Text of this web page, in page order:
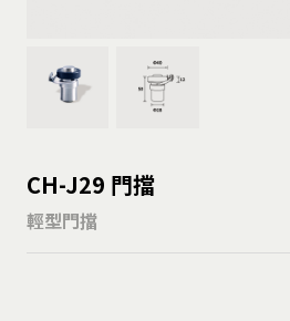
CH-J29 門擋
輕型門擋